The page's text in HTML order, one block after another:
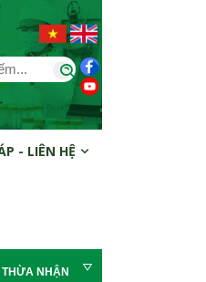
- LIÊN HỆ
NHẬN